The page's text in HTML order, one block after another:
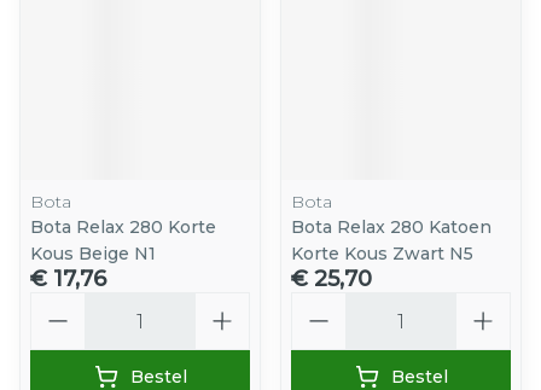
Bota
Bota Relax 280 Korte
Kous Beige N1
€ 17,76
Bestel
Bota
Bota Relax 280 Katoen
Korte Kous Zwart N5
€ 25,70
Bestel